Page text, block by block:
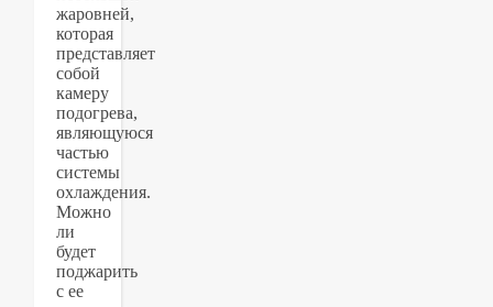
жаровней,
которая
представляет
собой
камеру
подогрева,
являющуюся
частью
системы
охлаждения.
Можно
ли
будет
поджарить
с ее